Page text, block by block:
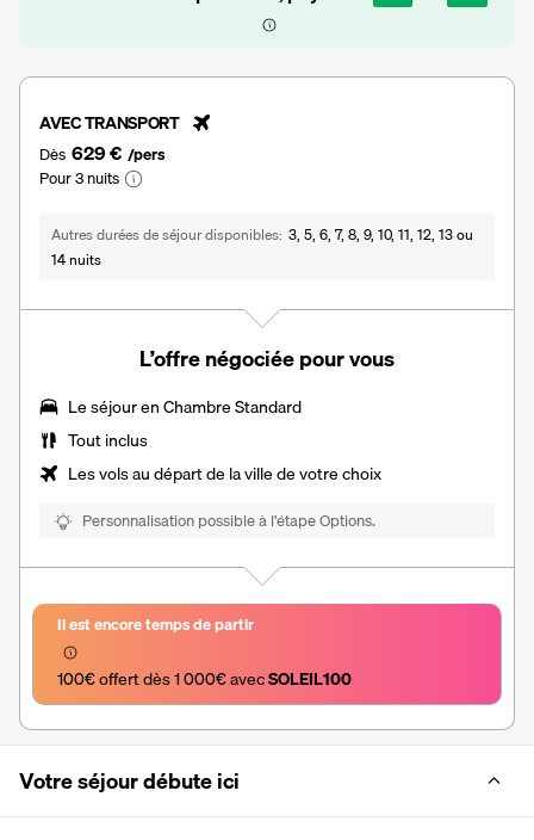
AVEC TRANSPORT
Dès 629 € /pers
Pour 3 nuits
Autres durées de séjour disponibles 3, 5, 6, 7, 8, 9, 10, 11, 12, 13 ou
14 nuits
L’offre négociée pour vous
Le séjour en Chambre Standard
Tout inclus
Les vols au départ de la ville de votre choix
Personnalisation possible à l’étape Options.
Il est encore temps de partir
100€ offert dès 1 000€ avec SOLEIL100
Votre séjour débute ici